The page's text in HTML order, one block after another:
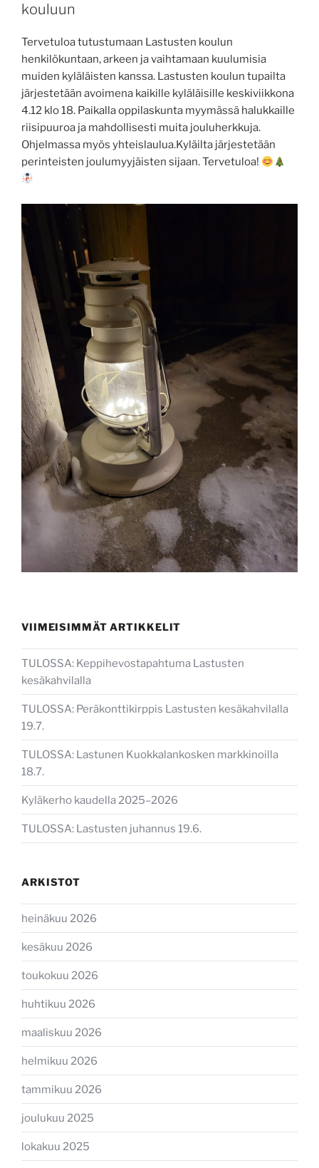
kouluun
Tervetuloa tutustumaan Lastusten koulun
henkilökuntaan, arkeen ja vaihtamaan kuulumisia
muiden kyläläisten kanssa. Lastusten koulun tupailta
järjestetään avoimena kaikille kyläläisille keskiviikkona
4.12 klo 18. Paikalla oppilaskunta myymässä halukkaille
riisipuuroa ja mahdollisesti muita jouluherkkuja.
Ohjelmassa myös yhteislaulua.Kyläilta järjestetään
perinteisten joulumyyjäisten sijaan. Tervetuloa!
VIIMEISIMMÄT ARTIKKELIT
TULOSSA: Keppihevostapahtuma Lastusten
kesäkahvilalla
TULOSSA: Peräkonttikirppis Lastusten kesäkahvilalla
19.7.
TULOSSA: Lastunen Kuokkalankosken markkinoilla
18.7.
Kyläkerho kaudella 2025–2026
TULOSSA: Lastusten juhannus 19.6.
ARKISTOT
heinäkuu 2026
kesäkuu 2026
toukokuu 2026
huhtikuu 2026
maaliskuu 2026
helmikuu 2026
tammikuu 2026
joulukuu 2025
lokakuu 2025